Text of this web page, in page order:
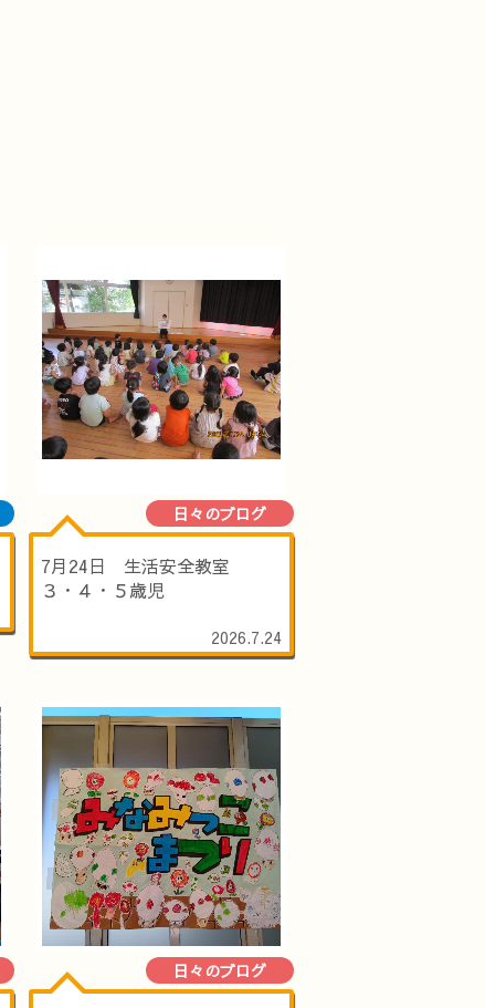
日々のブログ
7月24日 生活安全教室
３・４・５歳児
2026.7.24
日々のブログ